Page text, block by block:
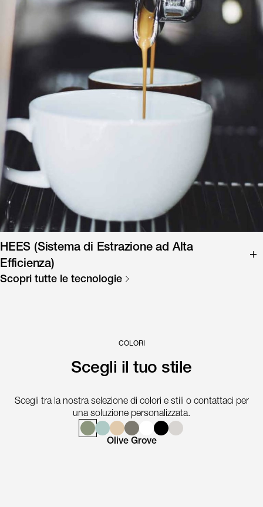
HEES (Sistema di Estrazione ad Alta
Efficienza)
Scopri tutte le tecnologie
COLORI
Scegli il tuo stile
Scegli tra la nostra selezione di colori e stili o contattaci per
una soluzione personalizzata.
Olive Grove